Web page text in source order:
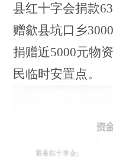
县红十字会捐款
赠歙县坑口乡
捐赠近5000元物
民临时安置点。